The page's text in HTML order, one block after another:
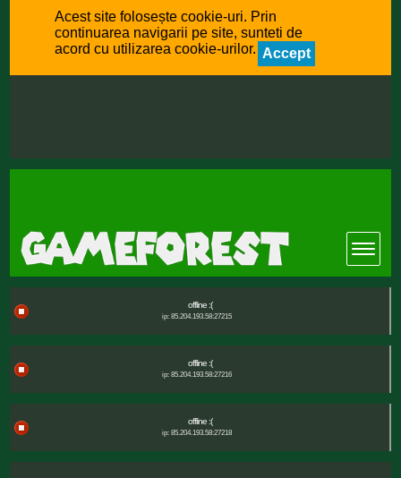
Acest site folosește cookie-uri. Prin
continuarea navigarii pe site, sunteti de
acord cu utilizarea cookie-urilor. Accept
offline :(
ip: 85.204.193.58:27215
offline :(
ip: 85.204.193.58:27216
offline :(
ip: 85.204.193.58:27218